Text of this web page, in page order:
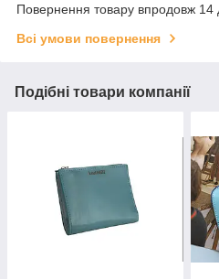
Повернення товару впродовж 14
Всі умови повернення
Подібні товари компанії